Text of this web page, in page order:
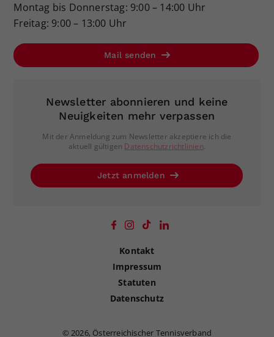
Montag bis Donnerstag: 9:00 – 14:00 Uhr
Freitag: 9:00 – 13:00 Uhr
Mail senden
Newsletter abonnieren und keine
Neuigkeiten mehr verpassen
Mit der Anmeldung zum Newsletter akzeptiere ich die
aktuell gültigen Datenschutzrichtlinien.
Jetzt anmelden
Kontakt
Impressum
Statuten
Datenschutz
©2026, Österreichischer Tennisverband